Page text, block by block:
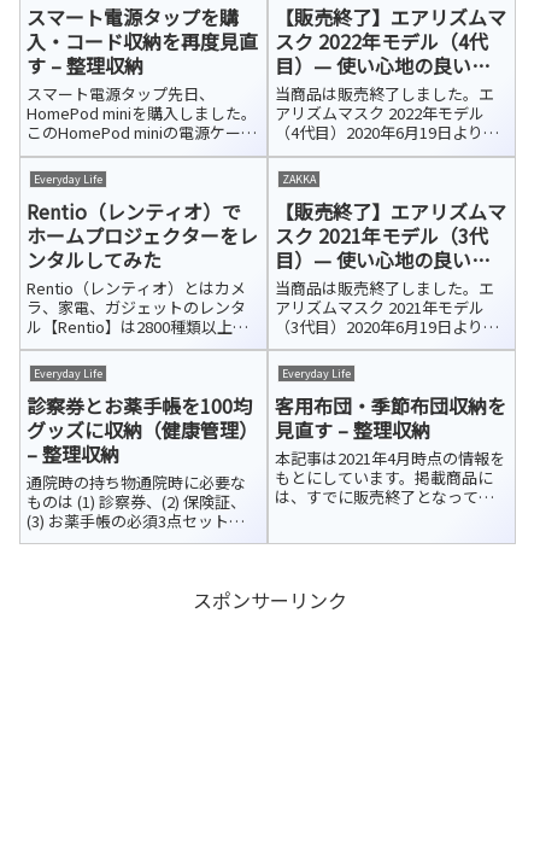
スマート電源タップを購
入・コード収納を再度見直
す – 整理収納
スマート電源タップ先日、
HomePod miniを購入しました。
このHomePod miniの電源ケーブ
ルを延長し、新しく購入したス
マート電源タップ（スマートプ
ラグ）へ繋ぐことにしました。
スマートプラグ（スマート電源
タップ）とは、今ある家電...
【販売終了】エアリズムマ
スク 2022年モデル（4代
目）— 使い心地の良いマ
スクを探して
当商品は販売終了しました。エ
アリズムマスク 2022年モデル
（4代目）2020年6月19日より、
ユニクロ全店で発売が開始され
た「エアリズムマスク」。エア
リズムとはいえ、公式でも発表
しているように夏用ではなく、
洗濯機で洗って繰り返し使える
オー...
Everyday Life
Rentio（レンティオ）で
ホームプロジェクターをレ
ンタルしてみた
Rentio（レンティオ）とはカメ
ラ、家電、ガジェットのレンタ
ル【Rentio】は2800種類以上の
商品をレンタルできるサービス
です。キッチン、美容、ロボット
掃除機などの家電だけでなく、
カメラ、プリンターやスキャナ
ーなどのPC周辺機器からア...
ZAKKA
【販売終了】エアリズムマ
スク 2021年モデル（3代
目）— 使い心地の良いマ
スクを探して
当商品は販売終了しました。エ
アリズムマスク 2021年モデル
（3代目）2020年6月19日より、
ユニクロ全店で発売が開始され
た「エアリズムマスク」。エア
リズムとはいえ、公式でも発表
しているように夏用ではなく、
洗濯機で洗って繰り返し使える
オー...
Everyday Life
診察券とお薬手帳を100均
グッズに収納（健康管理）
– 整理収納
通院時の持ち物通院時に必要な
ものは (1) 診察券、(2) 保険証、
(3) お薬手帳の必須3点セットに
加え、紹介状や予約票などがあ
移していましたが、取り違えた
Everyday Life
客用布団・季節布団収納を
見直す – 整理収納
本記事は2021年4月時点の情報を
もとにしています。掲載商品に
は、すでに販売終了となってい
い。布団収納 見直し前シングル
の客用布団...
スポンサーリンク